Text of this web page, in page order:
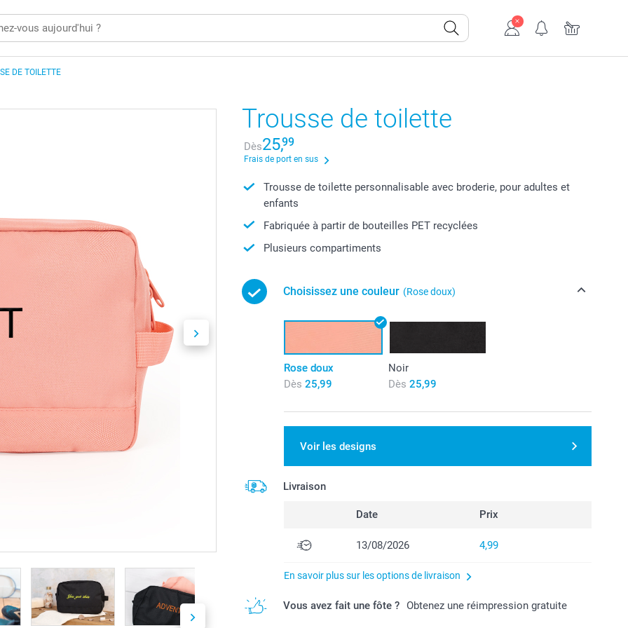
DE TOILETTE
Trousse de toilette
Dès25,99
Frais de port en sus
Trousse de toilette personnalisable avec broderie, pour adultes et
enfants
Fabriquée à partir de bouteilles PET recyclées
Plusieurs compartiments
Choisissez une couleur (Rose doux)
Rose doux
Dès 25,99
Noir
Dès 25,99
Voir les designs
Livraison
Date Prix
13/08/2026 4,99
En savoir plus sur les options de livraison
Vous avez fait une fôte ? Obtenez une réimpression gratuite